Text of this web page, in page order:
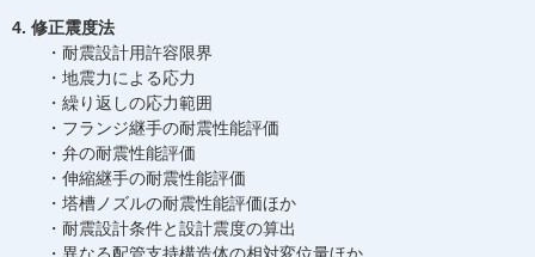
4. 修正震度法
・耐震設計用許容限界
・地震力による応力
・繰り返しの応力範囲
・フランジ継手の耐震性能評価
・弁の耐震性能評価
・伸縮継手の耐震性能評価
・塔槽ノズルの耐震性能評価ほか
・耐震設計条件と設計震度の算出